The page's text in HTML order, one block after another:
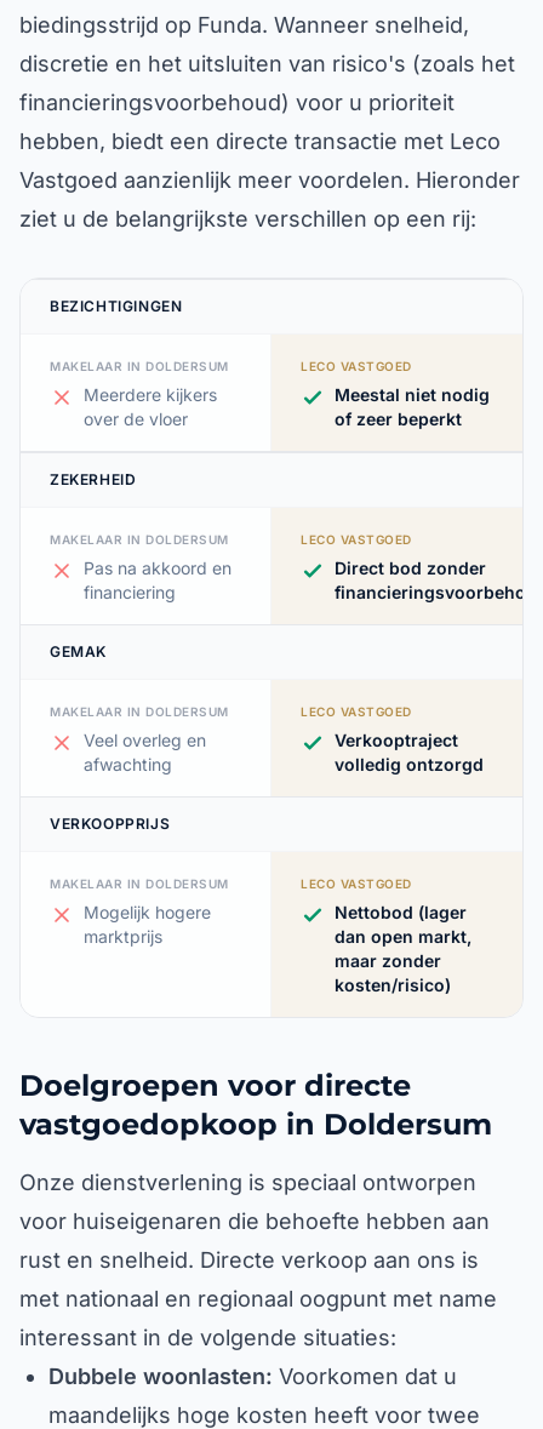
biedingsstrijd op Funda. Wanneer snelheid,
discretie en het uitsluiten van risico's (zoals het
financieringsvoorbehoud) voor u prioriteit
hebben, biedt een directe transactie met Leco
Vastgoed aanzienlijk meer voordelen. Hieronder
ziet u de belangrijkste verschillen op een rij:
BEZICHTIGINGEN
MAKELAAR IN DOLDERSUM
Meerdere kijkers
over de vloer
LECO VASTGOED
Meestal niet nodig
of zeer beperkt
ZEKERHEID
MAKELAAR IN DOLDERSUM
Pas na akkoord en
financiering
LECO VASTGOED
Direct bod zonder
GEMAK
MAKELAAR IN DOLDERSUM
Veel overleg en
afwachting
LECO VASTGOED
Verkooptraject
volledig ontzorgd
VERKOOPPRIJS
MAKELAAR IN DOLDERSUM
Mogelijk hogere
marktprijs
LECO VASTGOED
Nettobod (lager
dan open markt,
maar zonder
kosten/risico)
Doelgroepen voor directe
vastgoedopkoop in Doldersum
Onze dienstverlening is speciaal ontworpen
voor huiseigenaren die behoefte hebben aan
rust en snelheid. Directe verkoop aan ons is
met nationaal en regionaal oogpunt met name
interessant in de volgende situaties:
Dubbele woonlasten: Voorkomen dat u
maandelijks hoge kosten heeft voor twee